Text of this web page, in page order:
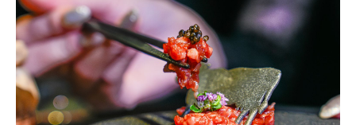
這一道韃靼生牛肉 搭配奢華魚子醬 ，滴上一點花椒油
微的麻香瞬間把牛肉的鮮甜提得更高，非常大人味。一道
菜直接享受三種不同的神仙吃法，味覺層次感拉得滿滿
的，真的太有記憶點了!
蒜香蛤蠣湯